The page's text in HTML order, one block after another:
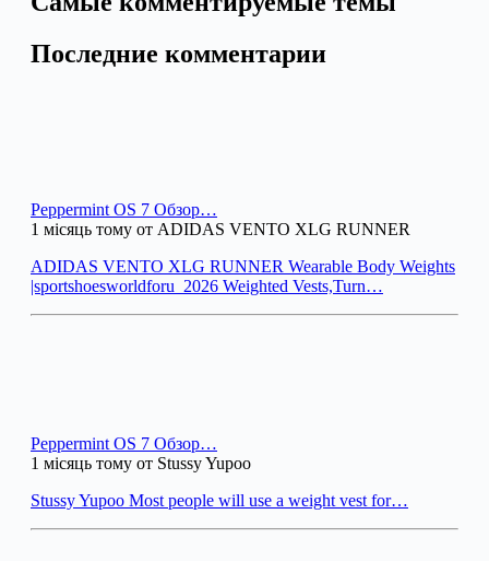
Последние комментарии
Peppermint OS 7 Обзор…
1 місяць тому от ADIDAS VENTO XLG RUNNER
ADIDAS VENTO XLG RUNNER Wearable Body Weights
|sportshoesworldforu_2026 Weighted Vests,Turn…
Peppermint OS 7 Обзор…
1 місяць тому от Stussy Yupoo
Stussy Yupoo Most people will use a weight vest for…